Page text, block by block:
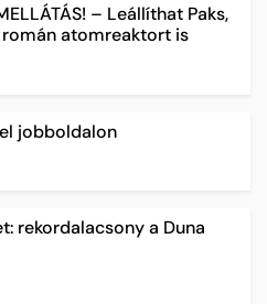
– Leállíthat Paks,
román atomreaktort is
jobboldalon
rekordalacsony a Duna